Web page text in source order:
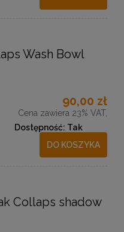
Wash Bowl
90,00 zł
Cena zawiera 23% VAT,
Dostępność: Tak
DO KOSZYKA
Collaps shadow